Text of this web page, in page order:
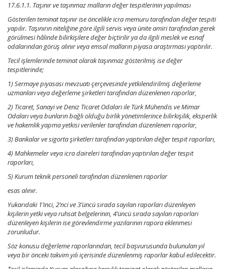
17.6.1.1. Taşınır ve taşınmaz malların değer tespitlerinin yapılması
Gösterilen teminat taşınır ise öncelikle icra memuru tarafından değer tespiti
yapılır. Taşınırın niteliğine göre ilgili servis veya ünite amiri tarafından gerek
görülmesi hâlinde bilirkişilere değer biçtirilir ya da ilgili meslek ve esnaf
odalarından görüş alınır veya emsal malların piyasa araştırması yaptırılır.
Tecil işlemlerinde teminat olarak taşınmaz gösterilmiş ise değer
tespitlerinde;
1) Sermaye piyasası mevzuatı çerçevesinde yetkilendirilmiş değerleme
uzmanları veya değerleme şirketleri tarafından düzenlenen raporlar,
2) Ticaret, Sanayi ve Deniz Ticaret Odaları ile Türk Mühendis ve Mimar
Odaları veya bunların bağlı olduğu birlik yönetimlerince bilirkişilik, eksperlik
ve hakemlik yapma yetkisi verilenler tarafından düzenlenen raporlar,
3) Bankalar ve sigorta şirketleri tarafından yaptırılan değer tespit raporları,
4) Mahkemeler veya icra daireleri tarafından yaptırılan değer tespit
raporları,
5) Kurum teknik personeli tarafından düzenlenen raporlar
esas alınır.
Yukarıdaki 1’inci, 2’nci ve 3’üncü sırada sayılan raporları düzenleyen
kişilerin yetki veya ruhsat belgelerinin, 4’üncü sırada sayılan raporları
düzenleyen kişilerin ise görevlendirme yazılarının rapora eklenmesi
zorunludur.
Söz konusu değerleme raporlarından, tecil başvurusunda bulunulan yıl
veya bir önceki takvim yılı içerisinde düzenlenmiş raporlar kabul edilecektir.